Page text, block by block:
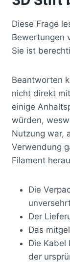
Diese Frage
Bewertungen
Sie ist
Beantworten
nicht direkt
einige
würden,
Nutzung war,
Verwendung
Filament
Die
Der
Das
Die Kabel
der